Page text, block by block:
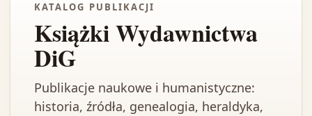
KATALOG PUBLIKACJI
Książki Wydawnictwa
DiG
Publikacje naukowe i humanistyczne:
historia, źródła, genealogia, heraldyka,